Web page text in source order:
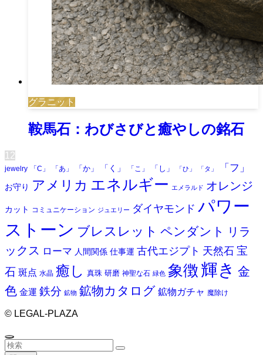
グラニット
鞍馬石：わびさびと癒やしの銘石
1 2
jewelry 「C」 「あ」 「か」 「く」 「こ」 「し」 「ひ」 「タ」 「フ」
お守り アメリカ エネルギー エメラルド オレンジ
カット コミュニケーション ジュエリー ダイヤモンド パワー
ストーン ブレスレット ペンダント
リラ
ックス ローマ 人間関係 仕事運 古代エジプト 天然石 宝
石 斑点 水晶 癒し 真珠 研磨 神聖な石 緑色 象徴 輝き 金
色 金運 鉄分 鉱物 鉱物カタログ 鉱物ガチャ 魔除け
© LEGAL-PLAZA